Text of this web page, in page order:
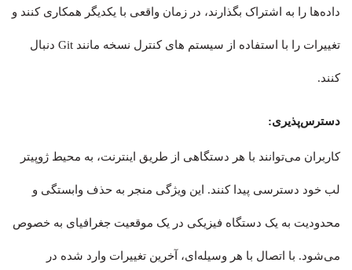
داده‌ها را به اشتراک بگذارند، در زمان واقعی با یکدیگر همکاری کنند و
تغییرات را با استفاده از سیستم های کنترل نسخه مانند Git دنبال
کنند.
دسترس‌پذیری:
کاربران می‌توانند با هر دستگاهی از طریق اینترنت، به محیط ژوپیتر
لب خود دسترسی پیدا کنند. این ویژگی منجر به حذف وابستگی و
محدودیت به یک دستگاه فیزیکی در یک موقعیت جغرافیای به خصوص
می‌شود. با اتصال با هر وسیله‌ای، آخرین تغییرات وارد شده در